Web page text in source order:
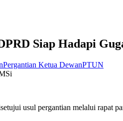
Siap Hadapi
Pergantian Ketua DewanPTUN
usul pergantian melalui rapat